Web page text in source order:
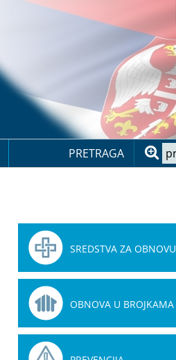
PRETRAGA
SREDSTVA ZA OBNOVU
OBNOVA U BROJKAMA